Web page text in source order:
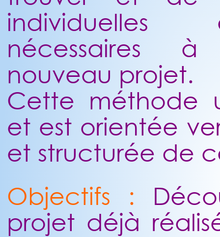
individuelles
nécessaires
nouveau projet.
Cette méthode
et est orientée
et structurée de
Objectifs :
projet déjà